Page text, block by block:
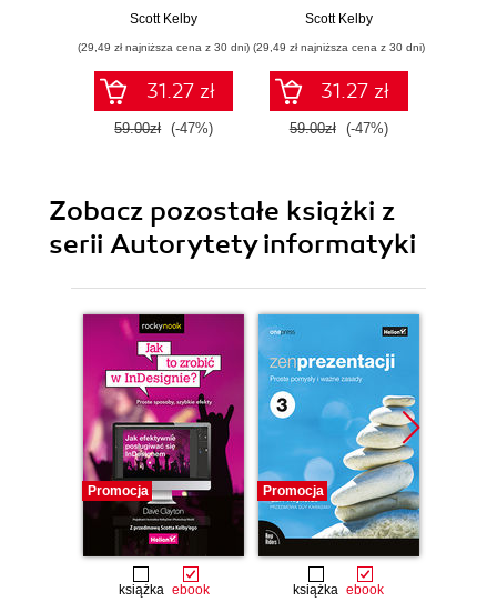
kroku
Scott Kelby
(29,49 zł najniższa cena z 30 dni)
31.27 zł
59.00zł (-47%)
wyjaśnione krok po
Scott Kelby
(29,49 zł najniższa cena z 30 dni)
31.27 zł
59.00zł (-47%)
Zobacz pozostałe książki z
serii Autorytety informatyki
Promocja
książka ebook
Promocja
książka ebook